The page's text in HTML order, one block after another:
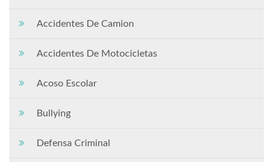
Accidentes De Camion
Accidentes De Motocicletas
Acoso Escolar
Bullying
Defensa Criminal